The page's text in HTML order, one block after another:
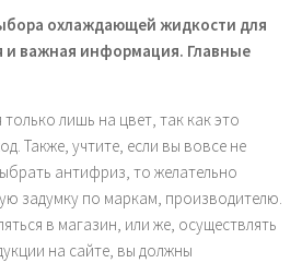
охлаждающей жидкости для
и важная информация. Главные
лишь на цвет, так как это
Также, учтите, если вы вовсе не
антифриз, то желательно
задумку по маркам, производителю.
в магазин, или же, осуществлять
на сайте, вы должны